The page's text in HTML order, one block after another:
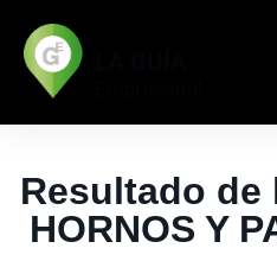
Resultado de
HORNOS Y